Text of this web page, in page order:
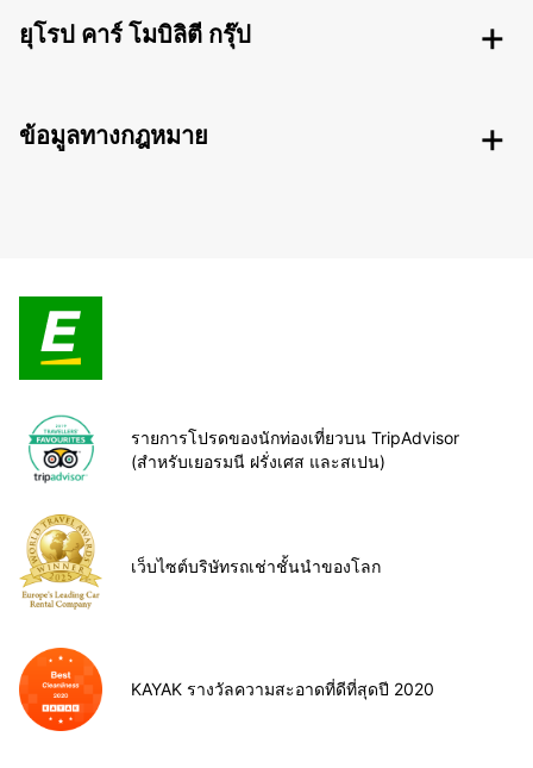
ยุโรป คาร์ โมบิลิตี กรุ๊ป
ข้อมูลทางกฎหมาย
รายการโปรดของนักท่องเที่ยวบน TripAdvisor
(สำหรับเยอรมนี ฝรั่งเศส และสเปน)
เว็บไซต์บริษัทรถเช่าชั้นนำของโลก
KAYAK รางวัลความสะอาดที่ดีที่สุดปี 2020